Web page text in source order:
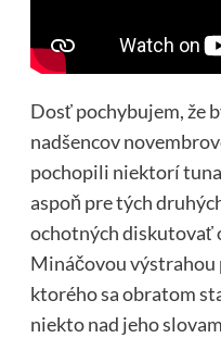
Dosť pochybujem, že
nadšencov
pochopili niektorí
aspoň pre tých
ochotných diskutovať
Mináčovou výstrahou
ktorého sa obratom
niekto nad jeho